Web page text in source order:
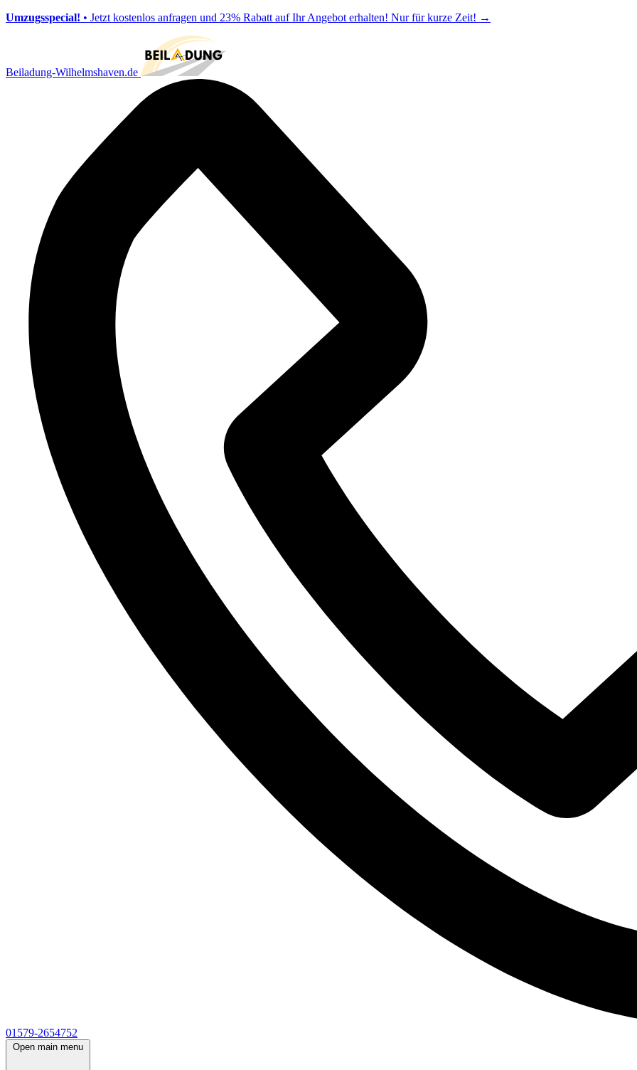
Umzugsspecial! • Jetzt kostenlos anfragen und 23% Rabatt auf Ihr Angebot erhalten! Nur für kurze Zeit! →
Beiladung-Wilhelmshaven.de
01579-2654752
Open main menu